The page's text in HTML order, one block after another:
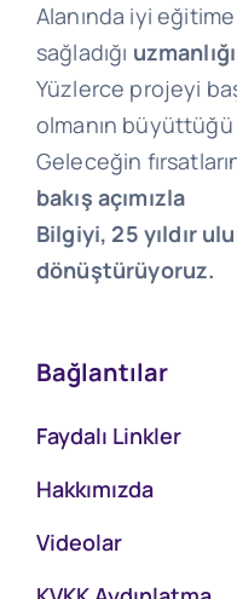
Alanında iyi
sağladığı
Yüzlerce projeyi
olmanın büyüttüğü
Geleceğin
bakış açımızla
Bilgiyi, 25 yıldır
dönüştürüyoruz.
Bağlantılar
Faydalı Linkler
Hakkımızda
Videolar